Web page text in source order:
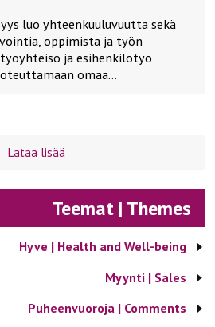
luo yhteenkuuluvuutta sekä
oppimista ja työn
ja esihenkilötyö
omaa…
Lataa lisää
Teemat | Themes
Hyve | Health and Well-being
Myynti | Sales
Puheenvuoroja | Comments